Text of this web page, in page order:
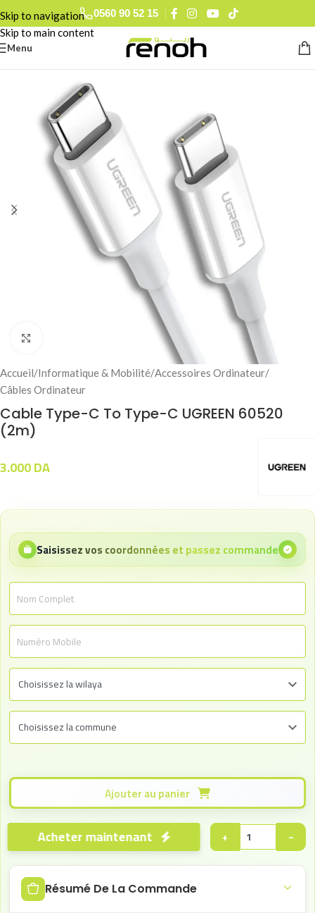
Skip to navigation
Skip to main content
0560 90 52 15
Menu
Accueil/Informatique & Mobilité/Accessoires Ordinateur/
Câbles Ordinateur
Cable Type-C To Type-C UGREEN 60520
(2m)
3.000DA
Saisissez vos coordonnées et passez commande
−
+
Acheter maintenant
Résumé De La Commande